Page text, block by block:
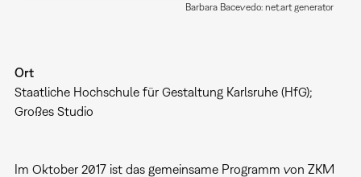
Barbara Bacevedo: net.art generator
Ort
Staatliche Hochschule für Gestaltung Karlsruhe (HfG);
Großes Studio
Im Oktober 2017 ist das gemeinsame Programm von ZKM